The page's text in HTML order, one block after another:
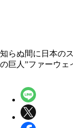
知らぬ間に日本の
の巨人”ファーウェ